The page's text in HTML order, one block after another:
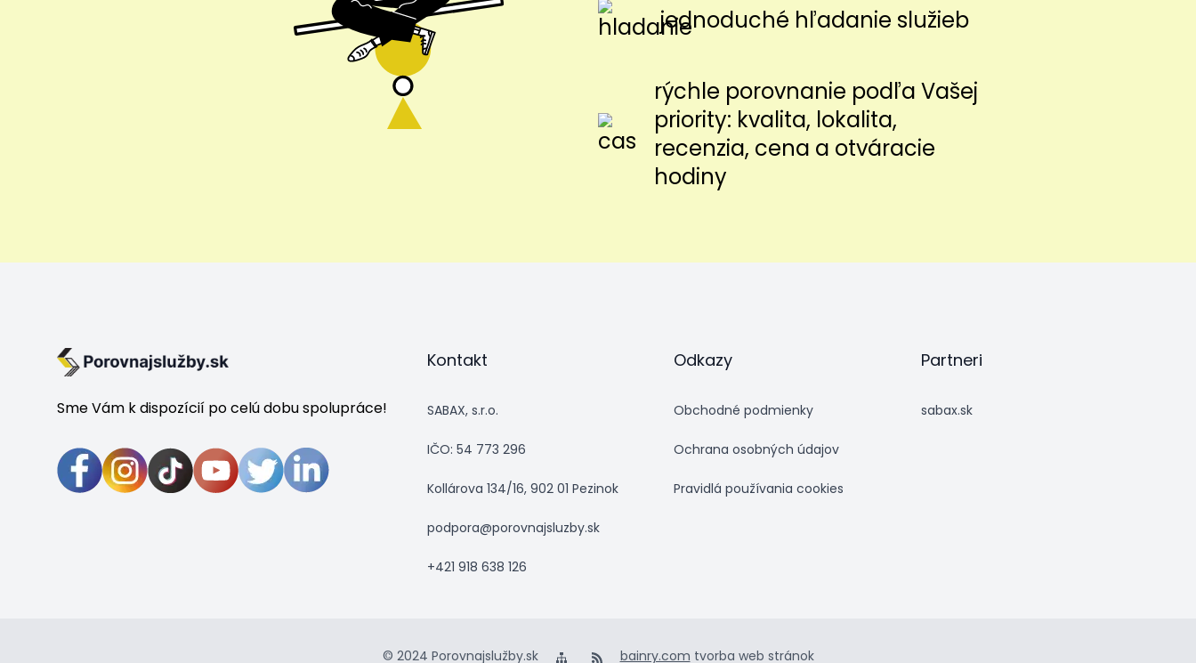
jednoduché hľadanie služieb
rýchle porovnanie podľa Vašej
priority: kvalita, lokalita,
recenzia, cena a otváracie
hodiny
Sme Vám k dispozícií po celú dobu spolupráce!
Kontakt
SABAX, s.r.o.
IČO: 54 773 296
Kollárova 134/16, 902 01 Pezinok
podpora@porovnajsluzby.sk
+421 918 638 126
Odkazy
Obchodné podmienky
Ochrana osobných údajov
Pravidlá používania cookies
Partneri
sabax.sk
© 2024 Porovnajslužby.sk bainry.com tvorba web stránok